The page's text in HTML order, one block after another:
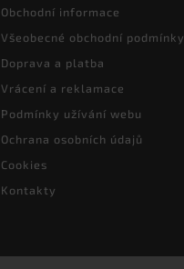
Obchodní informace
Všeobecné obchodní podmínky
Doprava a platba
Vrácení a reklamace
Podmínky užívání webu
Ochrana osobních údajů
Cookies
Kontakty